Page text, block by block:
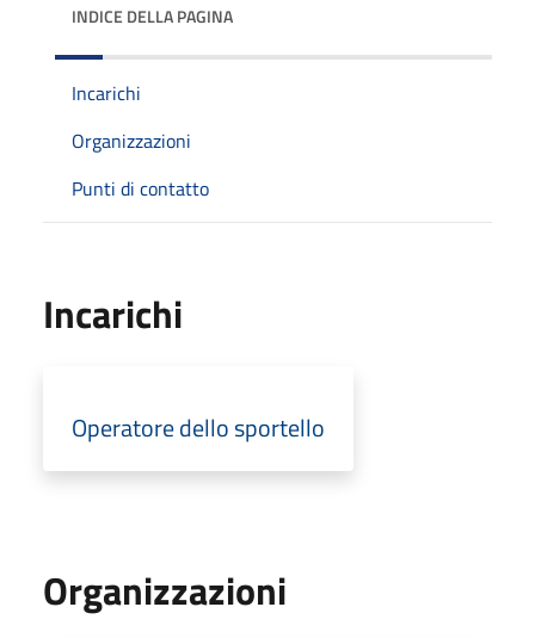
INDICE DELLA PAGINA
Incarichi
Organizzazioni
Punti di contatto
Incarichi
Operatore dello sportello
Organizzazioni